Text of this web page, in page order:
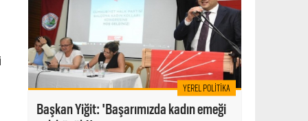
YEREL POLITIKA
Başkan Yiğit: 'Başarımızda kadın emeği